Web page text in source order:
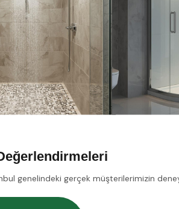
genelindeki gerçek müşterilerimizin